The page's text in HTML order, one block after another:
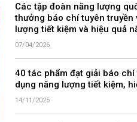
Các tập đoàn năng lượng
thưởng báo chí tuyên truyền
lượng tiết kiệm và hiệu quả
07/04/2026
40 tác phẩm đạt giải báo chí
dụng năng lượng tiết kiệm,
14/11/2025